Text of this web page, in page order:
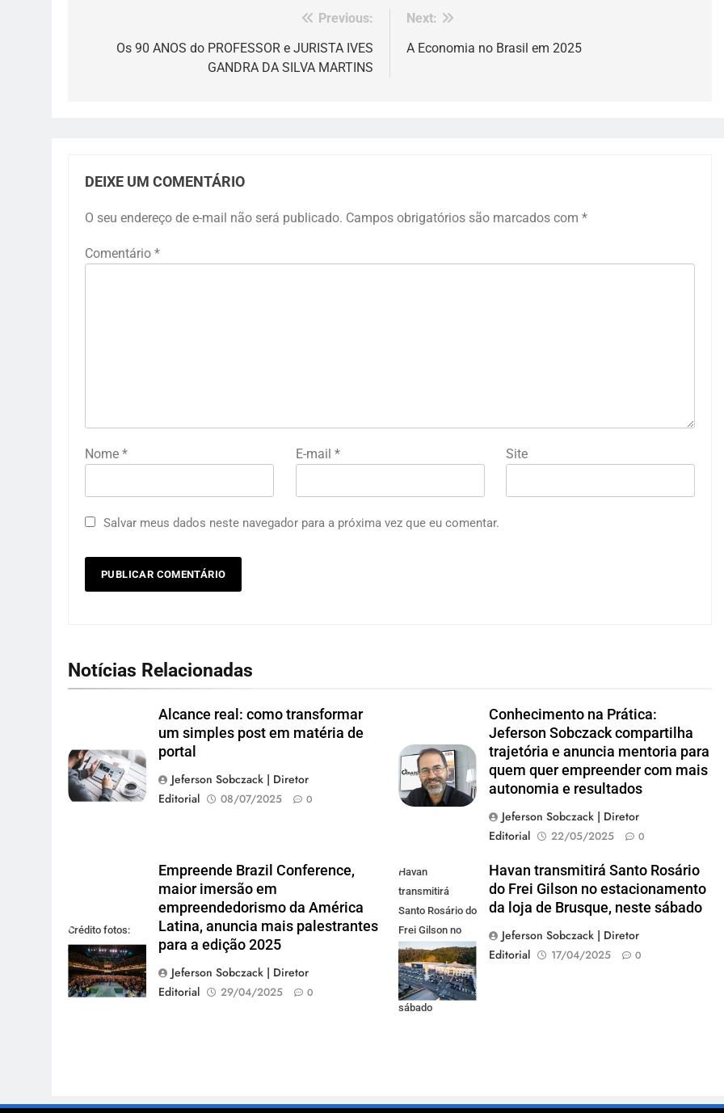
Previous:
Os 90 ANOS do PROFESSOR e JURISTA IVES
GANDRA DA SILVA MARTINS
Next:
A Economia no Brasil em 2025
DEIXE UM COMENTÁRIO
O seu endereço de e-mail não será publicado. Campos obrigatórios são marcados com *
Comentário *
Nome * E-mail * Site
Salvar meus dados neste navegador para a próxima vez que eu comentar.
Notícias Relacionadas
Alcance real: como transformar
um simples post em matéria de
portal
Jeferson Sobczack | Diretor
Editorial
08/07/2025 0
Conhecimento na Prática:
Jeferson Sobczack compartilha
trajetória e anuncia mentoria para
quem quer empreender com mais
autonomia e resultados
Jeferson Sobczack | Diretor
Editorial
22/05/2025 0
Crédito fotos:
divulgação EBC
Empreende Brazil Conference,
maior imersão em
empreendedorismo da América
Latina, anuncia mais palestrantes
para a edição 2025
Jeferson Sobczack | Diretor
Editorial
29/04/2025 0
Havan
transmitirá
Santo Rosário do
Frei Gilson no
estacionamento
da loja de
Brusque, neste
sábado
Havan transmitirá Santo Rosário
do Frei Gilson no estacionamento
da loja de Brusque, neste sábado
Jeferson Sobczack | Diretor
Editorial
17/04/2025 0